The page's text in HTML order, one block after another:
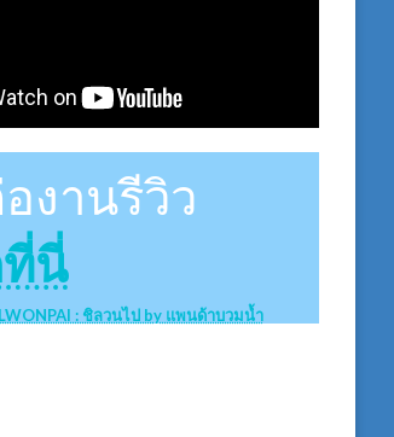
งานรีวิว
นี่
: ชิลวนไป by แพนด้าบวมน้ำ